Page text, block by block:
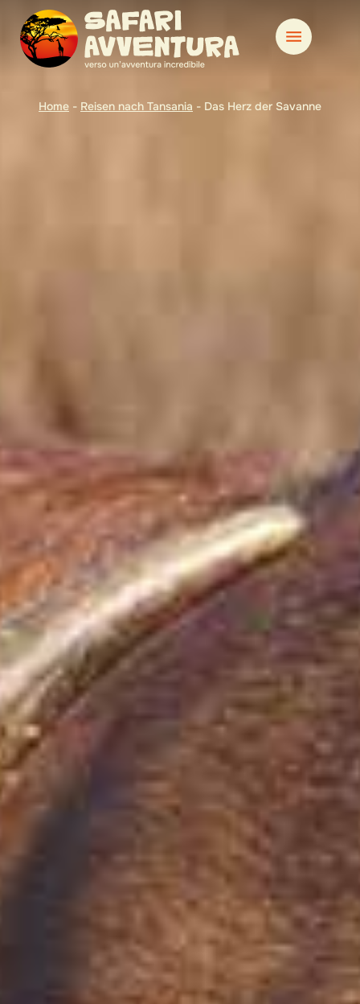
Home - Reisen nach Tansania - Das Herz der Savanne